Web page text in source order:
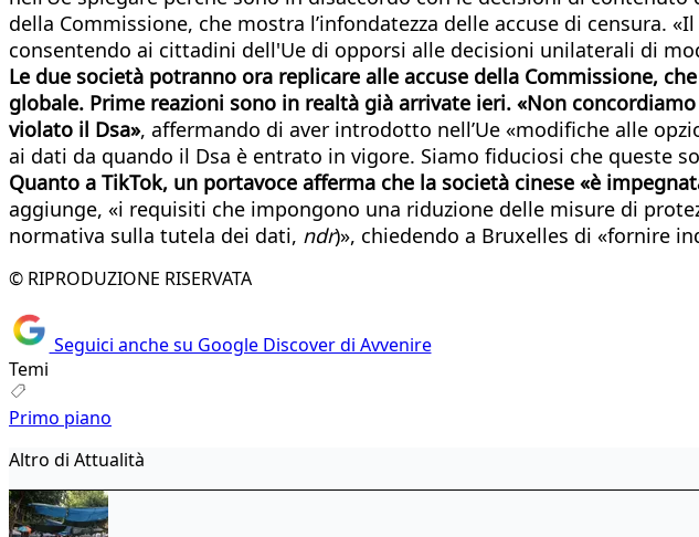
della Commissione, che mostra l’infondatezza delle accuse di censura.
consentendo ai cittadini dell'Ue di opporsi alle decisioni unilaterali di
Le due società potranno ora replicare alle accuse della Commissione,
globale. Prime reazioni sono in realtà già arrivate ieri. «Non
violato il Dsa», affermando di aver introdotto nell’Ue «modifiche alle
ai dati da quando il Dsa è entrato in vigore. Siamo fiduciosi che queste
Quanto a TikTok, un portavoce afferma che la società cinese «è
aggiunge, «i requisiti che impongono una riduzione delle misure di
normativa sulla tutela dei dati, ndr)», chiedendo a Bruxelles di «fornire
© RIPRODUZIONE RISERVATA
Seguici anche su Google Discover di Avvenire
Temi
Primo piano
Altro di Attualità